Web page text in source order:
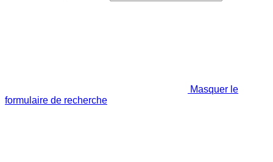
Masquer le
formulaire de recherche